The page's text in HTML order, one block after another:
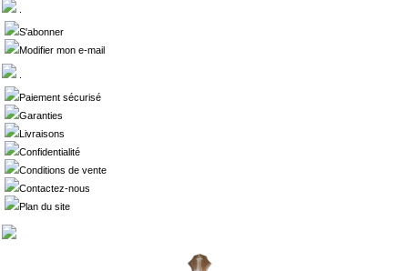
S'abonner
Modifier mon e-mail
Paiement sécurisé
Garanties
Livraisons
Confidentialité
Conditions de vente
Contactez-nous
Plan du site